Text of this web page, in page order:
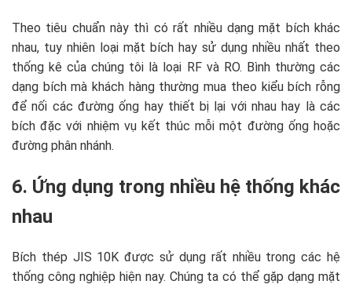
Theo tiêu chuẩn này thì có rất nhiều dạng mặt bích khác
nhau, tuy nhiên loại mặt bích hay sử dụng nhiều nhất theo
thống kê của chúng tôi là loại RF và RO. Bình thường các
dạng bích mà khách hàng thường mua theo kiểu bích rỗng
để nối các đường ống hay thiết bị lại với nhau hay là các
bích đặc với nhiệm vụ kết thúc mỗi một đường ống hoặc
đường phân nhánh.
6. Ứng dụng trong nhiều hệ thống khác
nhau
Bích thép JIS 10K được sử dụng rất nhiều trong các hệ
thống công nghiệp hiện nay. Chúng ta có thể gặp dạng mặt